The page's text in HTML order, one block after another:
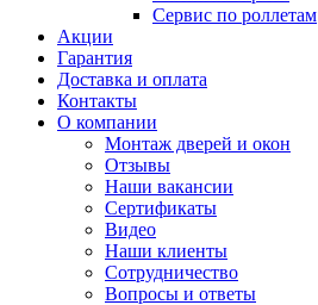
Сервис по роллетам
Акции
Гарантия
Доставка и оплата
Контакты
О компании
Монтаж дверей и окон
Отзывы
Наши вакансии
Сертификаты
Видео
Наши клиенты
Сотрудничество
Вопросы и ответы